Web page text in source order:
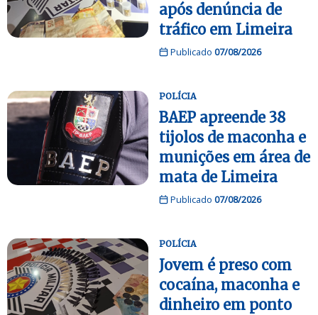
após denúncia de
tráfico em Limeira
Publicado 07/08/2026
POLÍCIA
BAEP apreende 38
tijolos de maconha e
munições em área de
mata de Limeira
Publicado 07/08/2026
POLÍCIA
Jovem é preso com
cocaína, maconha e
dinheiro em ponto